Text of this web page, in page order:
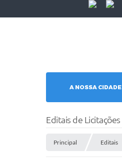
A NOSSA CIDADE
Editais de Licitações
Principal Editais